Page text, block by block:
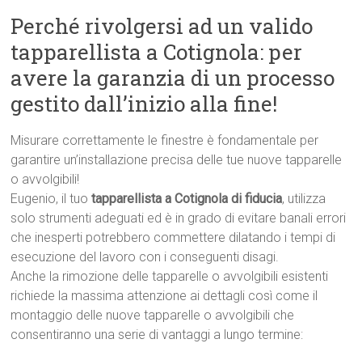
Perché rivolgersi ad un valido
tapparellista a Cotignola: per
avere la garanzia di un processo
gestito dall’inizio alla fine!
Misurare correttamente le finestre è fondamentale per
garantire un’installazione precisa delle tue nuove tapparelle
o avvolgibili!
Eugenio, il tuotapparellista a Cotignola di fiducia, utilizza
solo strumenti adeguati ed è in grado di evitare banali errori
che inesperti potrebbero commettere dilatando i tempi di
esecuzione del lavoro con i conseguenti disagi.
Anche la rimozione delle tapparelle o avvolgibili esistenti
richiede la massima attenzione ai dettagli così come il
montaggio delle nuove tapparelle o avvolgibili che
consentiranno una serie di vantaggi a lungo termine: